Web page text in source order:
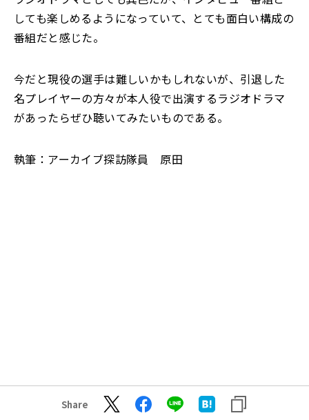
しても楽しめるようになっていて、 とても面白い構成の
番組だと感じた。
今だと現役の選手は難しいかもしれないが、引退した
名プレイヤーの方々が本人役で出演するラジオドラマ
があったらぜひ聴いてみたいものである。
執筆：アーカイブ探訪隊員 原田
Share